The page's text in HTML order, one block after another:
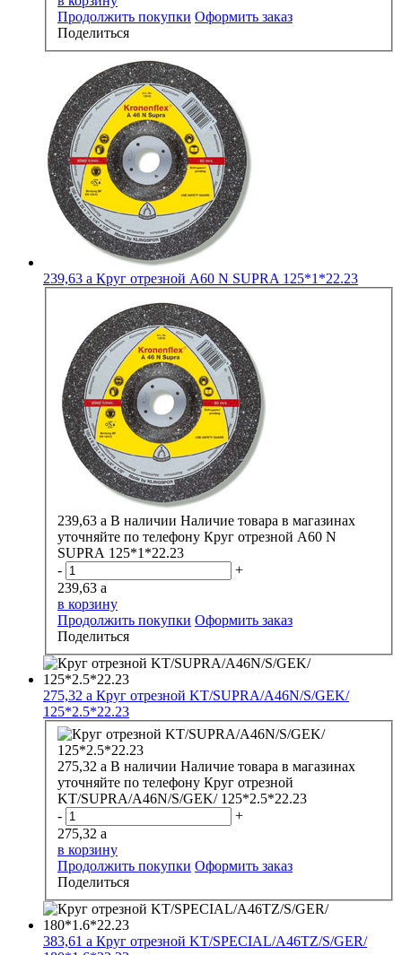
Продолжить покупки Оформить заказ
Поделиться
239,63 a Круг отрезной А60 N SUPRA 125*1*22.23
239,63 a В наличии Наличие товара в магазинах
уточняйте по телефону Круг отрезной А60 N
SUPRA 125*1*22.23
-
+
239,63 a
в корзину
Продолжить покупки Оформить заказ
Поделиться
275,32 a Круг отрезной KT/SUPRA/A46N/S/GEK/
125*2.5*22.23
275,32 a В наличии Наличие товара в магазинах
уточняйте по телефону Круг отрезной
KT/SUPRA/A46N/S/GEK/ 125*2.5*22.23
-
+
275,32 a
в корзину
Продолжить покупки Оформить заказ
Поделиться
383,61 a Круг отрезной KT/SPECIAL/A46TZ/S/GER/